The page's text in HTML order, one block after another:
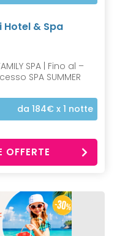
Hotel & Spa
SPA | Fino al –
SPA SUMMER
da 184€ x 1 notte
OFFERTE